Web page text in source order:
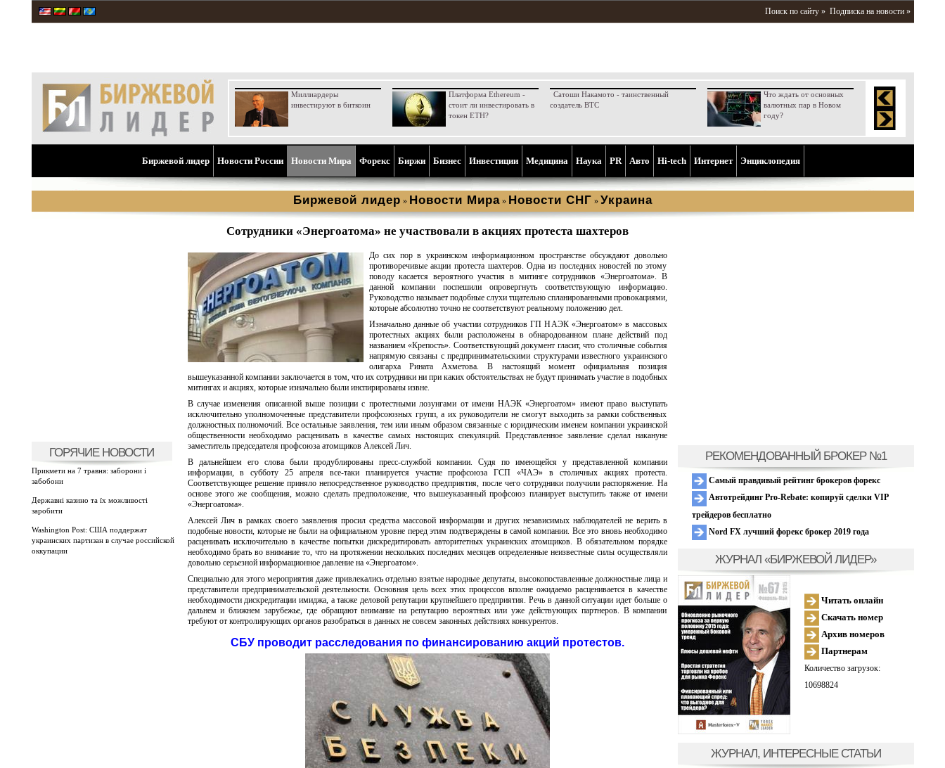
Поиск по сайту » Подписка на новости »
Миллиардеры
инвестируют в биткоин
Платформа Ethereum -
стоит ли инвестировать в
токен ETH?
Сатоши Накамото - таинственный
создатель BTC
Что ждать от основных
валютных пар в Новом
году?
Биржевой лидер Новости России Новости Мира Форекс Биржи Бизнес Инвестиции Медицина Наука PR Aвто Hi-tech Интернет Энциклопедия
Биржевой лидер » Новости Мира » Новости СНГ » Украина
ГОРЯЧИЕ НОВОСТИ
Прикмети на 7 травня: заборони і
забобони
Державні казино та їх можливості
заробити
Washington Post: США поддержат
украинских партизан в случае российской
оккупации
Сотрудники «Энергоатома» не участвовали в акциях протеста шахтеров
До сих пор в украинском информационном пространстве обсуждают довольно
противоречивые акции протеста шахтеров. Одна из последних новостей по этому
поводу касается вероятного участия в митинге сотрудников «Энергоатома». В
данной компании поспешили опровергнуть соответствующую информацию.
Руководство называет подобные слухи тщательно спланированными провокациями,
которые абсолютно точно не соответствуют реальному положению дел.
Изначально данные об участии сотрудников ГП НАЭК «Энергоатом» в массовых
протестных акциях были расположены в обнародованном плане действий под
названием «Крепость». Соответствующий документ гласит, что столичные события
напрямую связаны с предпринимательскими структурами известного украинского
олигарха Рината Ахметова. В настоящий момент официальная позиция
вышеуказанной компании заключается в том, что их сотрудники ни при каких обстоятельствах не будут принимать участие в подобных
митингах и акциях, которые изначально были инспирированы извне.
В случае изменения описанной выше позиции с протестными лозунгами от имени НАЭК «Энергоатом» имеют право выступать
исключительно уполномоченные представители профсоюзных групп, а их руководители не смогут выходить за рамки собственных
должностных полномочий. Все остальные заявления, тем или иным образом связанные с юридическим именем компании украинской
общественности необходимо расценивать в качестве самых настоящих спекуляций. Представленное заявление сделал накануне
заместитель председателя профсоюза атомщиков Алексей Лич.
В дальнейшем его слова были продублированы пресс-службой компании. Судя по имеющейся у представленной компании
информации, в субботу 25 апреля все-таки планируется участие профсоюза ГСП «ЧАЭ» в столичных акциях протеста.
Соответствующее решение приняло непосредственное руководство предприятия, после чего сотрудники получили распоряжение. На
основе этого же сообщения, можно сделать предположение, что вышеуказанный профсоюз планирует выступить также от имени
«Энергоатома».
Алексей Лич в рамках своего заявления просил средства массовой информации и других независимых наблюдателей не верить в
подобные новости, которые не были на официальном уровне перед этим подтверждены в самой компании. Все это вновь необходимо
расценивать исключительно в качестве попытки дискредитировать авторитетных украинских атомщиков. В обязательном порядке
необходимо брать во внимание то, что на протяжении нескольких последних месяцев определенные неизвестные силы осуществляли
довольно серьезной информационное давление на «Энергоатом».
Специально для этого мероприятия даже привлекались отдельно взятые народные депутаты, высокопоставленные должностные лица и
представители предпринимательской деятельности. Основная цель всех этих процессов вполне ожидаемо расценивается в качестве
необходимости дискредитации имиджа, а также деловой репутации крупнейшего предприятия. Речь в данной ситуации идет больше о
дальнем и ближнем зарубежье, где обращают внимание на репутацию вероятных или уже действующих партнеров. В компании
требуют от контролирующих органов разобраться в данных не совсем законных действиях конкурентов.
СБУ проводит расследования по финансированию акций протестов.
РЕКОМЕНДОВАННЫЙ БРОКЕР №1
Самый правдивый рейтинг брокеров форекс
Автотрейдинг Pro-Rebate: копируй сделки VIP
трейдеров бесплатно
Nord FX лучший форекс брокер 2019 года
ЖУРНАЛ «БИРЖЕВОЙ ЛИДЕР»
Читать онлайн
Скачать номер
Архив номеров
Партнерам
Количество загрузок:
10698824
ЖУРНАЛ, ИНТЕРЕСНЫЕ СТАТЬИ